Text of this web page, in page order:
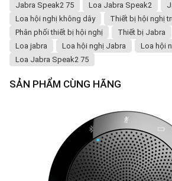
Jabra Speak2 75 Loa Jabra Speak2
Loa hội nghị không dây
Thiết bị hội nghị
Phân phối thiết bị hội nghị
Thiết bị Jabra
Loa jabra
Loa hội nghị Jabra
Loa hội
Loa Jabra Speak2 75
SẢN PHẨM CÙNG HÃNG